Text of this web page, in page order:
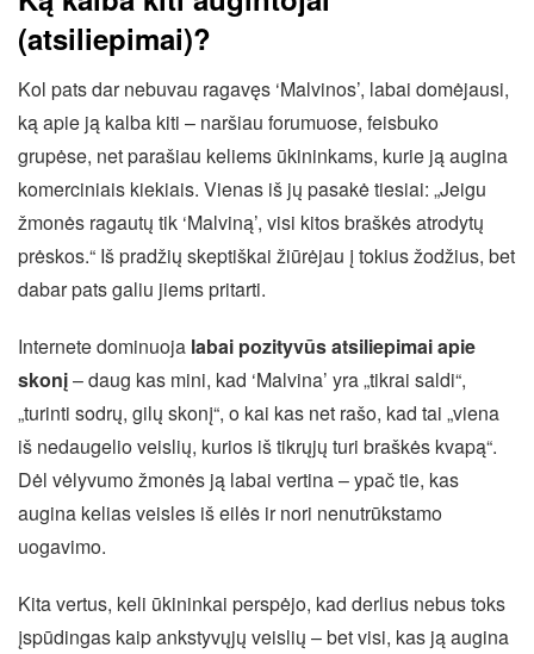
(atsiliepimai)?
Kol pats dar nebuvau ragavęs ‘Malvinos’, labai domėjausi,
ką apie ją kalba kiti – naršiau forumuose, feisbuko
grupėse, net parašiau keliems ūkininkams, kurie ją augina
komerciniais kiekiais. Vienas iš jų pasakė tiesiai: „Jeigu
žmonės ragautų tik ‘Malviną’, visi kitos braškės atrodytų
prėskos.“ Iš pradžių skeptiškai žiūrėjau į tokius žodžius, bet
dabar pats galiu jiems pritarti.
Internete dominuoja labai pozityvūs atsiliepimai apie
skonį– daug kas mini, kad ‘Malvina’ yra „tikrai saldi“,
„turinti sodrų, gilų skonį“, o kai kas net rašo, kad tai „viena
iš nedaugelio veislių, kurios iš tikrųjų turi braškės kvapą“.
Dėl vėlyvumo žmonės ją labai vertina – ypač tie, kas
augina kelias veisles iš eilės ir nori nenutrūkstamo
uogavimo.
Kita vertus, keli ūkininkai perspėjo, kad derlius nebus toks
įspūdingas kaip ankstyvųjų veislių – bet visi, kas ją augina